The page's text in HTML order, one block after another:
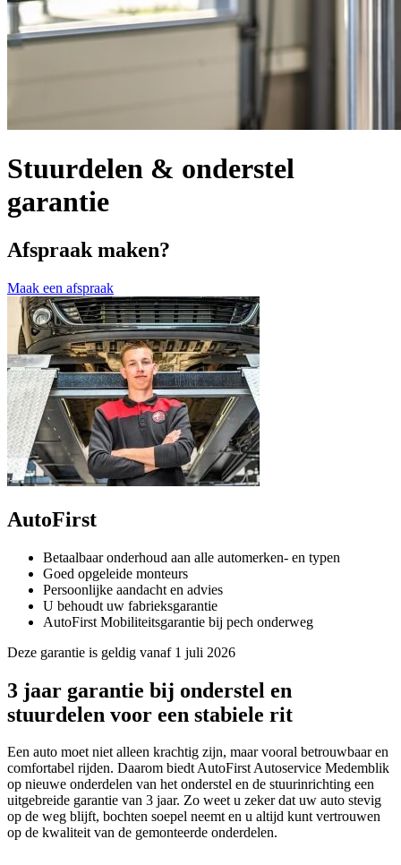
Stuurdelen & onderstel
garantie
Afspraak maken?
Maak een afspraak
AutoFirst
Betaalbaar onderhoud aan alle automerken- en typen
Goed opgeleide monteurs
Persoonlijke aandacht en advies
U behoudt uw fabrieksgarantie
AutoFirst Mobiliteitsgarantie bij pech onderweg
Deze garantie is geldig vanaf 1 juli 2026
3 jaar garantie bij onderstel en
stuurdelen voor een stabiele rit
Een auto moet niet alleen krachtig zijn, maar vooral betrouwbaar en
comfortabel rijden. Daarom biedt AutoFirst Autoservice Medemblik
op nieuwe onderdelen van het onderstel en de stuurinrichting een
uitgebreide garantie van 3 jaar. Zo weet u zeker dat uw auto stevig
op de weg blijft, bochten soepel neemt en u altijd kunt vertrouwen
op de kwaliteit van de gemonteerde onderdelen.